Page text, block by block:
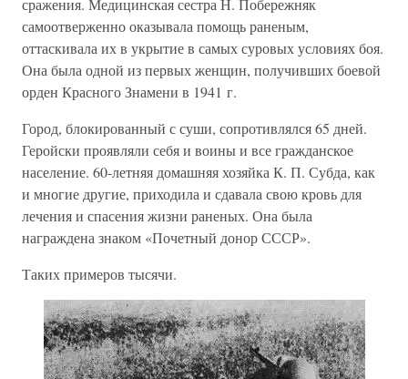
сражения. Медицинская сестра Н. Побережняк
самоотверженно оказывала помощь раненым,
оттаскивала их в укрытие в самых суровых условиях боя.
Она была одной из первых женщин, получивших боевой
орден Красного Знамени в 1941 г.
Город, блокированный с суши, сопротивлялся 65 дней.
Геройски проявляли себя и воины и все гражданское
население. 60-летняя домашняя хозяйка К. П. Субда, как
и многие другие, приходила и сдавала свою кровь для
лечения и спасения жизни раненых. Она была
награждена знаком «Почетный донор СССР».
Таких примеров тысячи.